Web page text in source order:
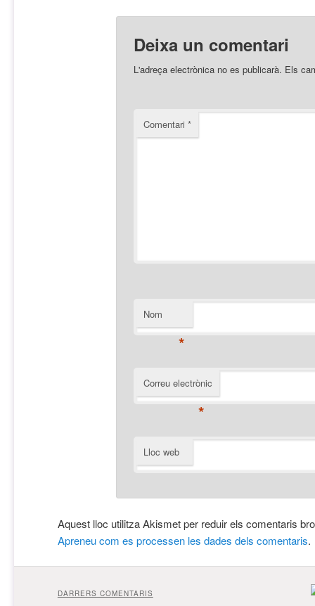
Deixa un comentari
L'adreça electrònica no es publicarà. Els
Comentari *
Nom
*
Correu electrònic
*
Lloc web
Aquest lloc utilitza Akismet per reduir els comentaris
Apreneu com es processen les dades dels comentaris.
DARRERS COMENTARIS